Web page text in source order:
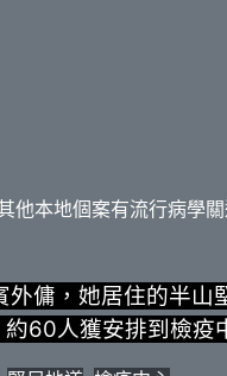
他本地個案有流行病學
傭，她居住的半山
60人獲安排到檢疫